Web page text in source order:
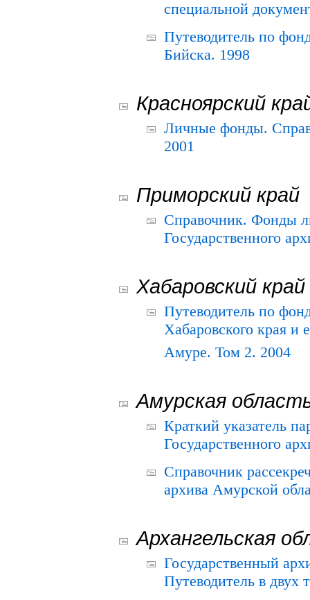
специальной
Путеводитель по
Бийска. 1998
Красноярский
Личные фонды.
2001
Приморский край
Справочник. Фонды
Государственного
Хабаровский край
Путеводитель по
Хабаровского края и
Амуре. Том 2. 2004
Амурская
Краткий указатель
Государственного
Справочник
архива Амурской
Архангельская
Государственный
Путеводитель в двух